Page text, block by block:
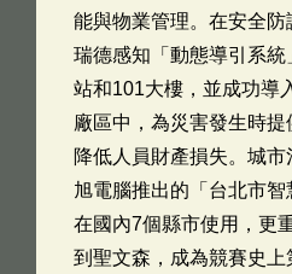
能與物業管理。在安全
瑞德感知「動態導引系
站和101大樓，並成功導
廠區中，為災害發生時提
降低人員財產損失。城
旭電腦推出的「台北市
在國內7個縣市使用，更
到聖文森，成為競賽史